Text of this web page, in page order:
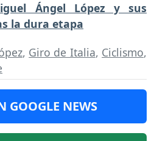
Ángel López y sus
la dura etapa
, Giro de Italia, Ciclismo,
GOOGLE NEWS